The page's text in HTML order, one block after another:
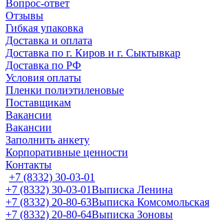
Вопрос-ответ
Отзывы
Гибкая упаковка
Доставка и оплата
Доставка по г. Киров и г. Сыктывкар
Доставка по РФ
Условия оплаты
Пленки полиэтиленовые
Поставщикам
Вакансии
Вакансии
Заполнить анкету
Корпоративные ценности
Контакты
+7 (8332) 30-03-01
+7 (8332) 30-03-01Выписка Ленина
+7 (8332) 20-80-63Выписка Комсомольская
+7 (8332) 20-80-64Выписка Зоновы